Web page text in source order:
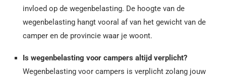
invloed op de wegenbelasting. De hoogte van de
wegenbelasting hangt vooral af van het gewicht van de
camper en de provincie waar je woont.
Is wegenbelasting voor campers altijd verplicht?
Wegenbelasting voor campers is verplicht zolang jouw